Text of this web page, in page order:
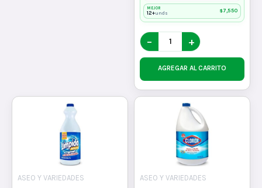
MEJOR
12+unds $7,550
− +
AGREGAR AL CARRITO
ASEO Y VARIEDADES
ASEO Y VARIEDADES